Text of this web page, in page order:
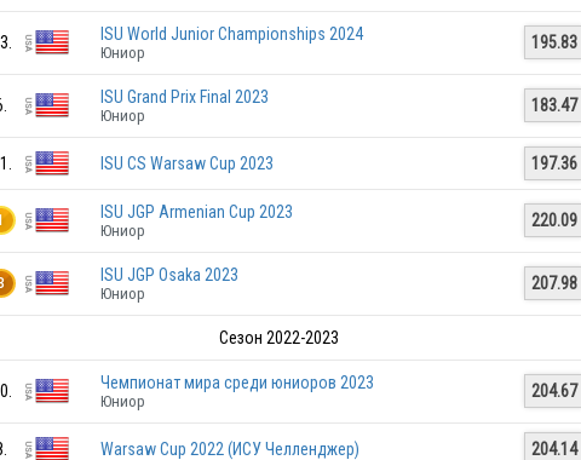
USA
USA
ISU World Junior Championships 2024
Юниор
195.83
ISU Grand Prix Final 2023
Юниор
183.47
ISU CS Warsaw Cup 2023 197.36
ISU JGP Armenian Cup 2023
Юниор
220.09
ISU JGP Osaka 2023
Юниор
207.98
Сезон 2022-2023
Чемпионат мира среди юниоров 2023
Юниор
204.67
Warsaw Cup 2022 (ИСУ Челленджер) 204.14